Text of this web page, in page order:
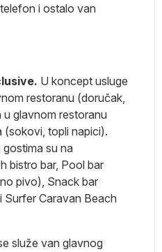
i ostalo van
U koncept usluge
restoranu (doručak,
glavnom restoranu
topli napici).
su na
bistro bar, Pool bar
pivo), Snack bar
Caravan Beach
služe van glavnog